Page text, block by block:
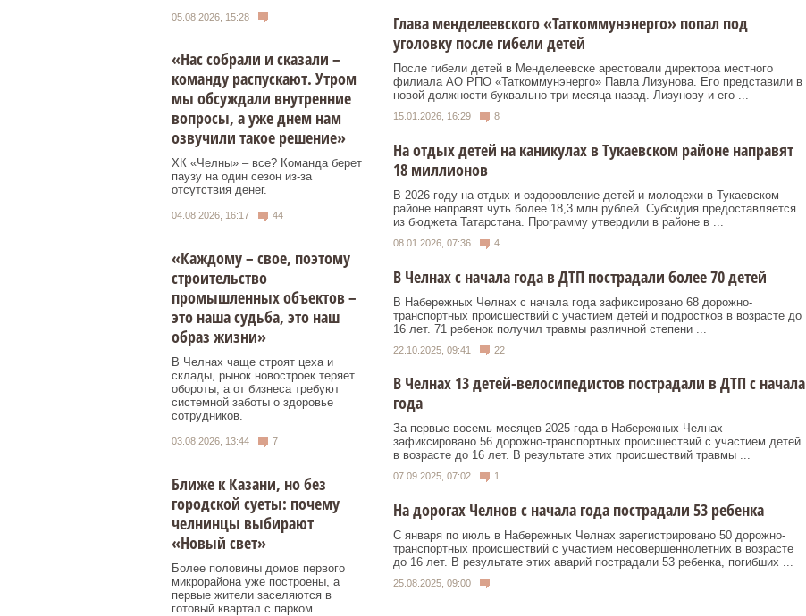
05.08.2026, 15:28
«Нас собрали и сказали –
команду распускают. Утром
мы обсуждали внутренние
вопросы, а уже днем нам
озвучили такое решение»
ХК «Челны» – все? Команда берет
паузу на один сезон из-за
отсутствия денег.
04.08.2026, 16:17 44
«Каждому – свое, поэтому
строительство
промышленных объектов –
это наша судьба, это наш
образ жизни»
В Челнах чаще строят цеха и
склады, рынок новостроек теряет
обороты, а от бизнеса требуют
системной заботы о здоровье
сотрудников.
03.08.2026, 13:44 7
Ближе к Казани, но без
городской суеты: почему
челнинцы выбирают
«Новый свет»
Более половины домов первого
микрорайона уже построены, а
первые жители заселяются в
готовый квартал с парком.
Глава менделеевского «Таткоммунэнерго» попал под
уголовку после гибели детей
После гибели детей в Менделеевске арестовали директора местного
филиала АО РПО «Таткоммунэнерго» Павла Лизунова. Его представили в
новой должности буквально три месяца назад. Лизунову и его ...
15.01.2026, 16:29 8
На отдых детей на каникулах в Тукаевском районе направят
18 миллионов
В 2026 году на отдых и оздоровление детей и молодежи в Тукаевском
районе направят чуть более 18,3 млн рублей. Субсидия предоставляется
из бюджета Татарстана. Программу утвердили в районе в ...
08.01.2026, 07:36 4
В Челнах с начала года в ДТП пострадали более 70 детей
В Набережных Челнах с начала года зафиксировано 68 дорожно-
транспортных происшествий с участием детей и подростков в возрасте до
16 лет. 71 ребенок получил травмы различной степени ...
22.10.2025, 09:41 22
В Челнах 13 детей-велосипедистов пострадали в ДТП с начала
года
За первые восемь месяцев 2025 года в Набережных Челнах
зафиксировано 56 дорожно-транспортных происшествий с участием детей
в возрасте до 16 лет. В результате этих происшествий травмы ...
07.09.2025, 07:02 1
На дорогах Челнов с начала года пострадали 53 ребенка
С января по июль в Набережных Челнах зарегистрировано 50 дорожно-
транспортных происшествий с участием несовершеннолетних в возрасте
до 16 лет. В результате этих аварий пострадали 53 ребенка, погибших ...
25.08.2025, 09:00